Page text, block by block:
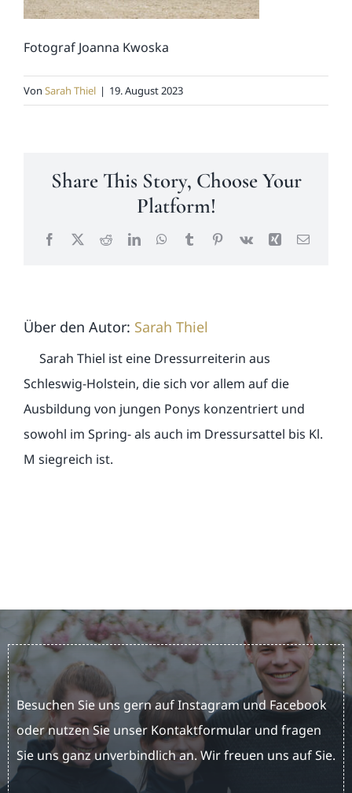
Kontakt
Fotograf Joanna Kwoska
Von Sarah Thiel | 19. August 2023
Share This Story, Choose Your
Platform!
Facebook
X RedditLinkedInWhatsApp
TumblrPinterest
Vk Xing E-
Über den Autor: Sarah Thiel
Sarah Thiel ist eine Dressurreiterin aus
Schleswig-Holstein, die sich vor allem auf die
Ausbildung von jungen Ponys konzentriert und
sowohl im Spring- als auch im Dressursattel bis Kl.
M siegreich ist.
Besuchen Sie uns gern auf Instagram und Facebook
oder nutzen Sie unser Kontaktformular und fragen
Sie uns ganz unverbindlich an. Wir freuen uns auf Sie.